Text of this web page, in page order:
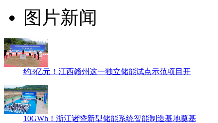
图片新闻
约3亿元！江西赣州这一独立储能试点示范项目开
10GWh！浙江诸暨新型储能系统智能制造基地奠基